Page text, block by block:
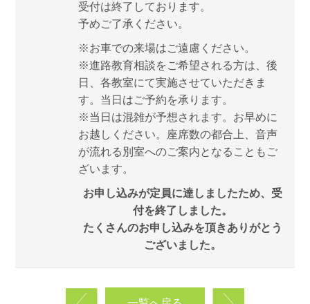
受付は終了しております。
予めご了承ください。
※お車での来場はご遠慮ください。
※進路教育相談をご希望される方は、後
日、各教室にて実施させていただきま
す。当日はご予約を承ります。
※当日は混雑が予想されます。お早めに
お越しください。座席数の都合上、音声
が流れる別室へのご案内となることもご
ざいます。
お申し込みが定員に達しましたため、受
付を終了しました。
たくさんのお申し込みを頂きありがとう
ございました。